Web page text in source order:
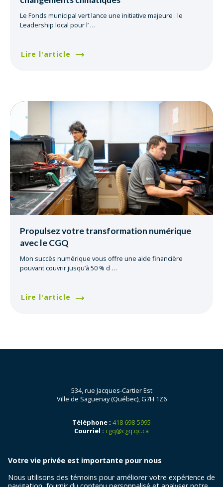
Le Fonds municipal vert lance une initiative majeure : le
Leadership local pour l’ …
Lire l'article
Propulsez votre transformation numérique
avec le CGQ
Mon succès numérique vous offre une aide financière
pouvant couvrir jusqu’à 50 % d …
Lire l'article
534, rue Jacques-Cartier Est
Ville de Saguenay (Québec), G7H 1Z6
Téléphone : 418 698-5995
Courriel : cgq@cgq.qc.ca
Votre vie privée est importante pour nous
Nous utilisons des témoins pour améliorer votre expérience de